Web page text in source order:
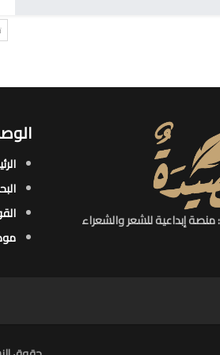
إبداعية للشعر والشعراء